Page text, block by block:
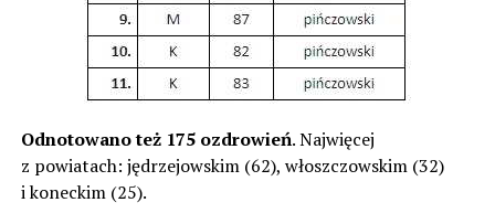
Odnotowano też 175 ozdrowień. Najwięcej
z powiatach: jędrzejowskim (62), włoszczowskim (32)
i koneckim (25).